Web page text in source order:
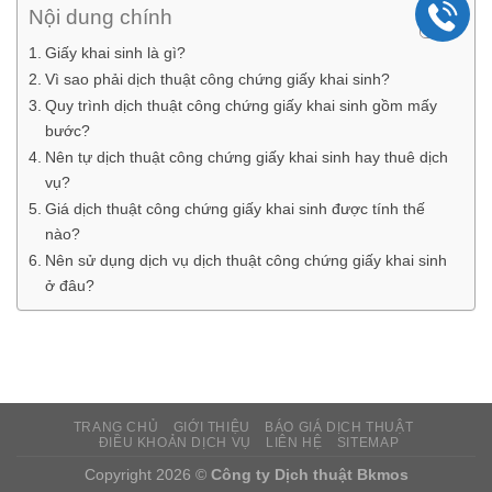
Nội dung chính
Giấy khai sinh là gì?
Vì sao phải dịch thuật công chứng giấy khai sinh?
Quy trình dịch thuật công chứng giấy khai sinh gồm mấy
bước?
Nên tự dịch thuật công chứng giấy khai sinh hay thuê dịch
vụ?
Giá dịch thuật công chứng giấy khai sinh được tính thế
nào?
Nên sử dụng dịch vụ dịch thuật công chứng giấy khai sinh
ở đâu?
TRANG CHỦ GIỚI THIỆU
BÁO GIÁ DỊCH THUẬT
ĐIỀU KHOẢN DỊCH VỤ
LIÊN HỆ SITEMAP
Copyright 2026 © Công ty Dịch thuật Bkmos